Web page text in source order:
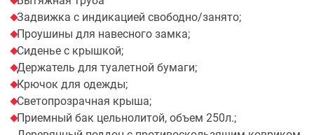
Задвижка с индикацией свободно/занято;
Проушины для навесного замка;
Сиденье с крышкой;
Держатель для туалетной бумаги;
Крючок для одежды;
Светопрозрачная крыша;
Приемный бак цельнолитой, объем 250л.;